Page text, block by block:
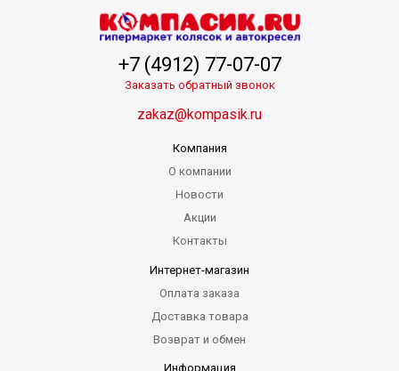
+7 (4912) 77-07-07
Заказать обратный звонок
zakaz@kompasik.ru
Компания
О компании
Новости
Акции
Контакты
Интернет-магазин
Оплата заказа
Доставка товара
Возврат и обмен
Информация